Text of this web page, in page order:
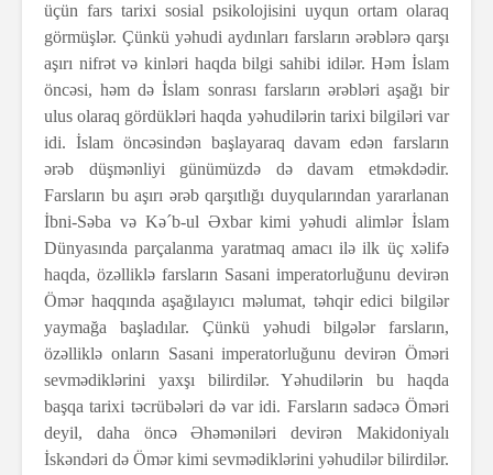
üçün fars tarixi sosial psikolojisini uyqun ortam olaraq
görmüşlər. Çünkü yəhudi aydınları farsların ərəblərə qarşı
aşırı nifrət və kinləri haqda bilgi sahibi idilər. Həm İslam
öncəsi, həm də İslam sonrası farsların ərəbləri aşağı bir
ulus olaraq gördükləri haqda yəhudilərin tarixi bilgiləri var
idi. İslam öncəsindən başlayaraq davam edən farsların
ərəb düşmənliyi günümüzdə də davam etməkdədir.
Farsların bu aşırı ərəb qarşıtlığı duyqularından yararlanan
İbni-Səba və Kə´b-ul Əxbar kimi yəhudi alimlər İslam
Dünyasında parçalanma yaratmaq amacı ilə ilk üç xəlifə
haqda, özəlliklə farsların Sasani imperatorluğunu devirən
Ömər haqqında aşağılayıcı məlumat, təhqir edici bilgilər
yaymağa başladılar. Çünkü yəhudi bilgələr farsların,
özəlliklə onların Sasani imperatorluğunu devirən Öməri
sevmədiklərini yaxşı bilirdilər. Yəhudilərin bu haqda
başqa tarixi təcrübələri də var idi. Farsların sadəcə Öməri
deyil, daha öncə Əhəməniləri devirən Makidoniyalı
İskəndəri də Ömər kimi sevmədiklərini yəhudilər bilirdilər.